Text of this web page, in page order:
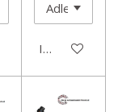
In